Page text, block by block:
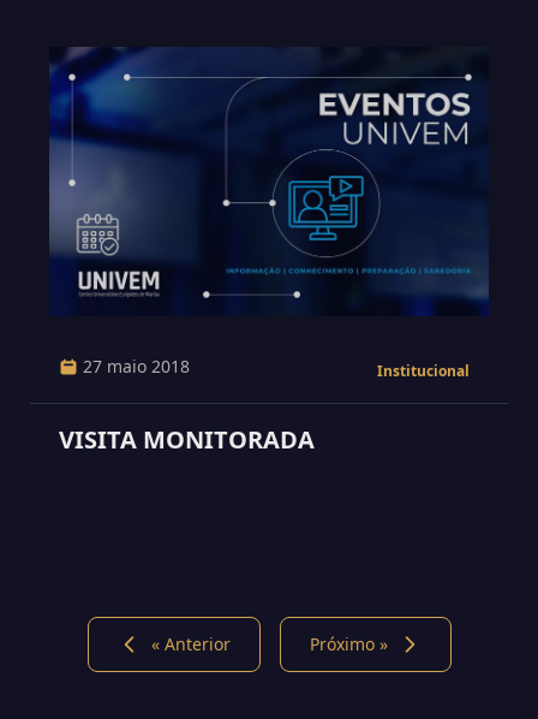
27 maio 2018 Institucional
VISITA MONITORADA
« Anterior Próximo »